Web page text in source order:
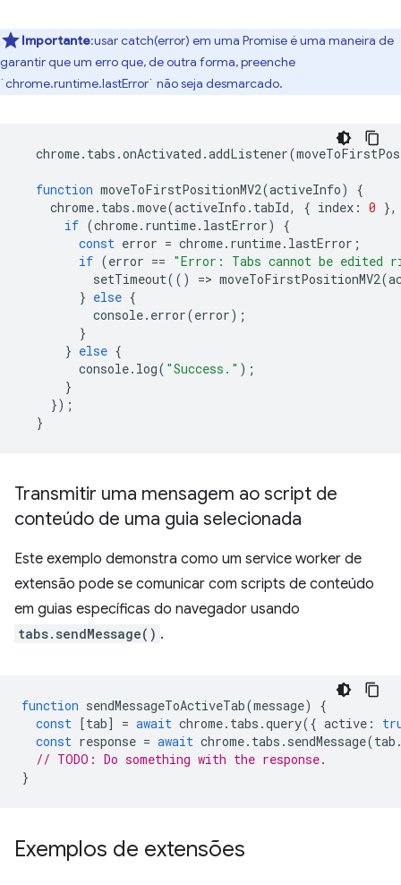
Importante:usar catch(error) em uma Promise é uma maneira de
garantir que um erro que, de outra forma, preenche
`chrome.runtime.lastError` não seja desmarcado.
chrome. tabs .onActivated .addListener(
function moveToFirstPositionMV2(activeInfo)
{
chrome. tabs .move(activeInfo . tabId, { index : 0 },
if (chrome. runtime. lastError)
{
const error = chrome. runtime. lastError ;
if (error == "Error: Tabs cannot be edited
setTimeout(() => moveToFirstPositionMV2(
} else {
console. error(error);
}
} else {
console. log( "Success." );
}
});
}
Transmitir uma mensagem ao script de
conteúdo de uma guia selecionada
Este exemplo demonstra como um service worker de
extensão pode se comunicar com scripts de conteúdo
em guias específicas do navegador usando
tabs.sendMessage() .
function sendMessageToActiveTab(message)
{
const [tab] = await chrome. tabs .query({ active :
const response = await chrome. tabs . sendMessage(tab
// TODO: Do something with the response.
}
Exemplos de extensões